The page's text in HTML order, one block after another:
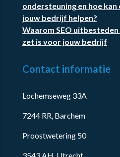
ondersteuning en hoe kan
jouw bedrijf helpen?
Waarom SEO uitbesteden
zet is voor jouw bedrijf
Contact informatie
Lochemseweg 33A
7244 RR, Barchem
Proostwetering 50
3543 AH, Utrecht